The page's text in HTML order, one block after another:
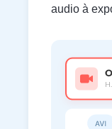
audio à